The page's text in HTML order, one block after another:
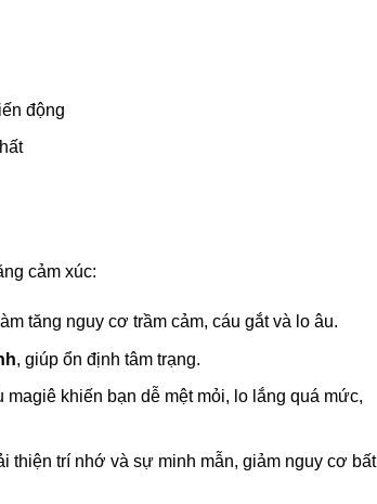
động
cảm xúc:
tăng nguy cơ trầm cảm, cáu gắt và lo âu.
, giúp ổn định tâm trạng.
magiê khiến bạn dễ mệt mỏi, lo lắng quá mức,
thiện trí nhớ và sự minh mẫn, giảm nguy cơ bất